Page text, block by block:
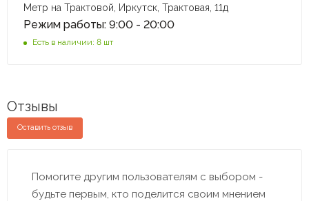
Метр на Трактовой, Иркутск, Трактовая, 11д
Режим работы: 9:00 - 20:00
Есть в наличии: 8 шт
Отзывы
Оставить отзыв
Помогите другим пользователям с выбором -
будьте первым, кто поделится своим мнением